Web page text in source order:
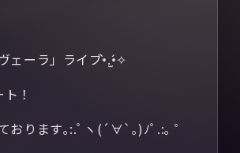
ェーラ」ライブ•̀.̫•́✧
！
おります｡:.ﾟヽ(´∀`｡)ﾉﾟ.:｡ ゜